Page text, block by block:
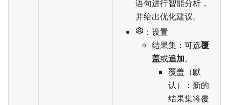
语句进行智能分析，
并给出优化建议。
：设置
结果集：可选覆
盖或追加。
覆盖（默
认）：新的
结果集将覆